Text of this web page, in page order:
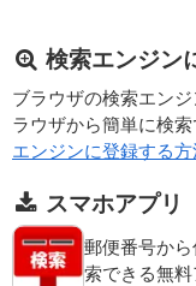
検索エンジン
ブラウザの検索エン
ラウザから簡単に検
エンジンに登録する方
スマホアプリ
郵便番号か
索できる無料